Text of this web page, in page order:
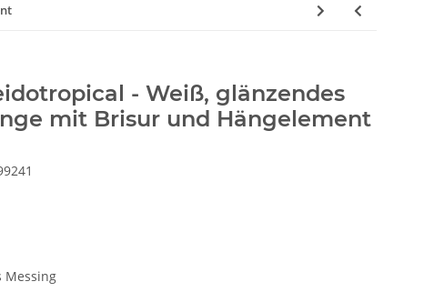
- Weiß, glänzendes
mit Brisur und Hängelement
Messing